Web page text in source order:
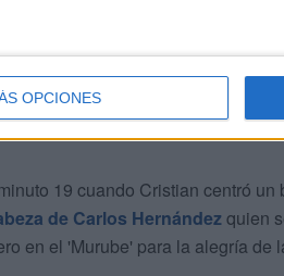
OPCIONES
y buscaba en Andy
izquierda.
19 cuando Cristian centró un
de Carlos Hernándezquien
en el 'Murube' para la alegría de